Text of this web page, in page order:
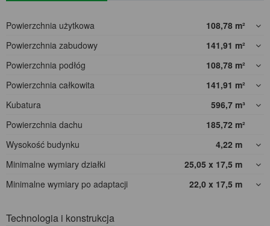
Powierzchnia użytkowa 108,78 m²
Powierzchnia zabudowy
141,91 m²
Powierzchnia podłóg
108,78 m²
Powierzchnia całkowita
141,91 m²
Kubatura
596,7 m³
Powierzchnia dachu
185,72 m²
Wysokość budynku
4,22 m
Minimalne wymiary działki
25,05 x 17,5 m
Minimalne wymiary po adaptacji
22,0 x 17,5 m
Technologia i konstrukcja